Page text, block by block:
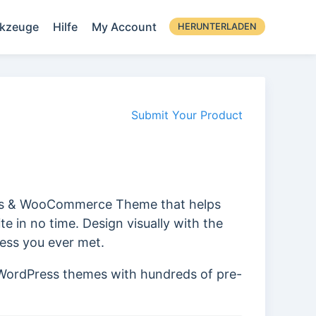
Hilfe My Account HERUNTERLADEN
Submit Your Product
& WooCommerce Theme that helps
in no time. Design visually with the
you ever met.
themes with hundreds of pre-